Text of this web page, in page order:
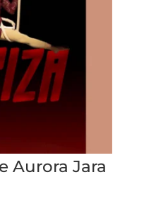
Aurora Jara